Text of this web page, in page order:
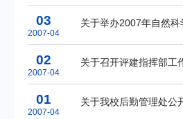
03
2007-04
02
2007-04
关于召开评建指挥部工
01
2007-04